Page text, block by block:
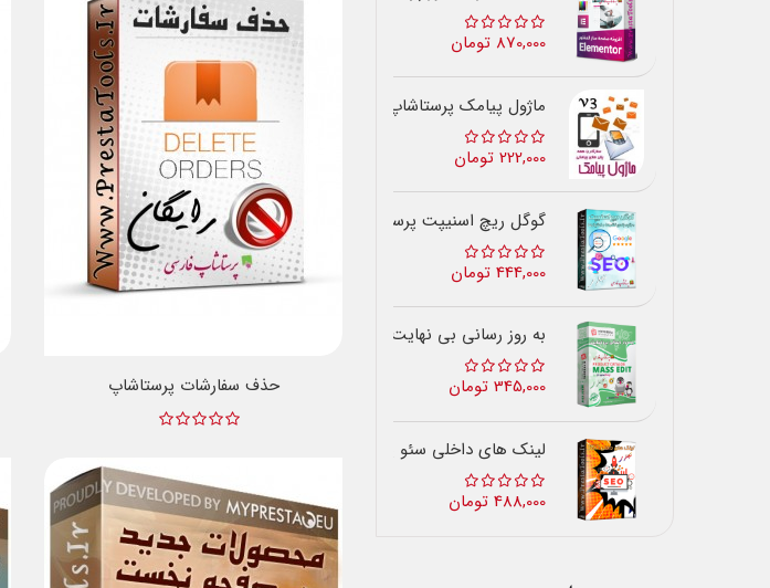
870,000 تومان
ماژول پیامک پرستاشاپ
222,000 تومان
گوگل ریچ اسنیپت پرستاشاپ
444,000 تومان
به روز رسانی بی نهایت
345,000 تومان
لینک های داخلی سئو پرستاشاپ
488,000 تومان
حذف سفارشات پرستاشاپ